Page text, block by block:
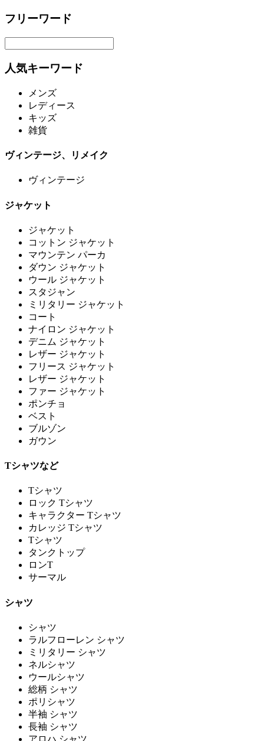
フリーワード
人気キーワード
メンズ
レディース
キッズ
雑貨
ヴィンテージ、リメイク
ヴィンテージ
ジャケット
ジャケット
コットン ジャケット
マウンテン パーカ
ダウン ジャケット
ウール ジャケット
スタジャン
ミリタリー ジャケット
コート
ナイロン ジャケット
デニム ジャケット
レザー ジャケット
フリース ジャケット
レザー ジャケット
ファー ジャケット
ポンチョ
ベスト
ブルゾン
ガウン
Tシャツなど
Tシャツ
ロック Tシャツ
キャラクター Tシャツ
カレッジ Tシャツ
Tシャツ
タンクトップ
ロンT
サーマル
シャツ
シャツ
ラルフローレン シャツ
ミリタリー シャツ
ネルシャツ
ウールシャツ
総柄 シャツ
ポリシャツ
半袖 シャツ
長袖 シャツ
アロハ シャツ